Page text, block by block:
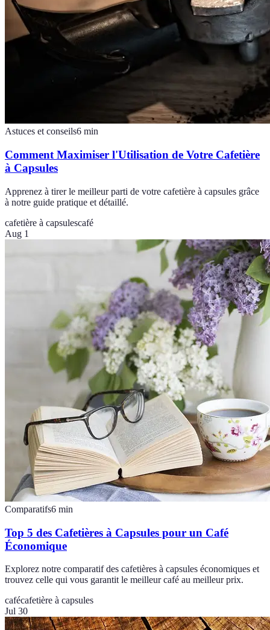
Astuces et conseils6 min
Comment Maximiser l'Utilisation de Votre Cafetière
à Capsules
Apprenez à tirer le meilleur parti de votre cafetière à capsules grâce
à notre guide pratique et détaillé.
cafetière à capsulescafé
Aug 1
Comparatifs6 min
Top 5 des Cafetières à Capsules pour un Café
Économique
Explorez notre comparatif des cafetières à capsules économiques et
trouvez celle qui vous garantit le meilleur café au meilleur prix.
cafécafetière à capsules
Jul 30